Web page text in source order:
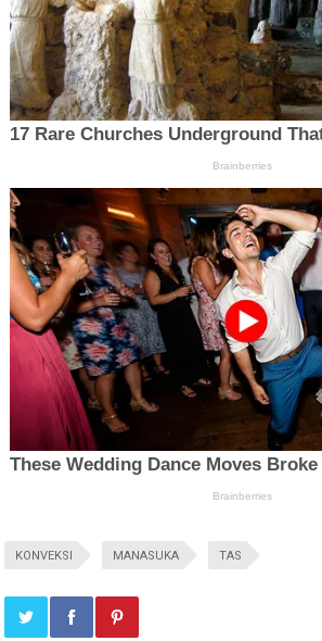
KONVEKSI MANASUKA TAS